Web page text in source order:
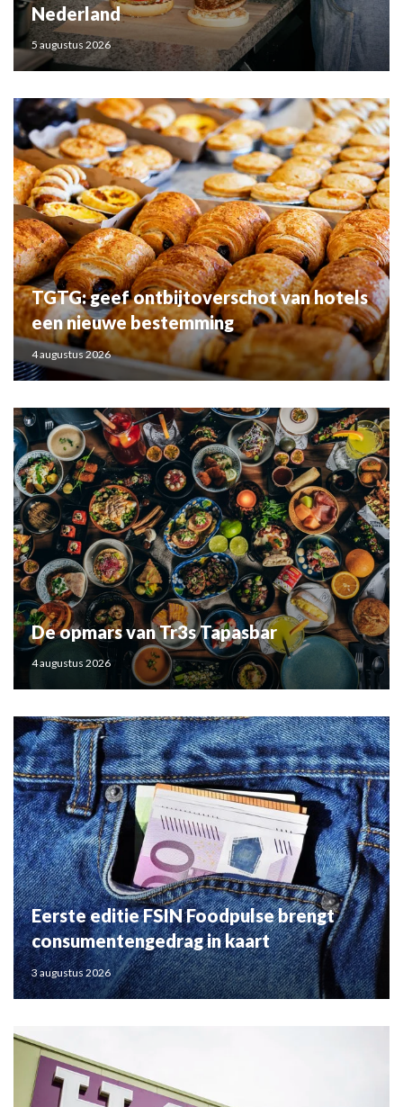
Nederland
5 augustus 2026
TGTG: geef ontbijtoverschot van hotels
een nieuwe bestemming
4 augustus 2026
De opmars van Tr3s Tapasbar
4 augustus 2026
Eerste editie FSIN Foodpulse brengt
consumentengedrag in kaart
3 augustus 2026